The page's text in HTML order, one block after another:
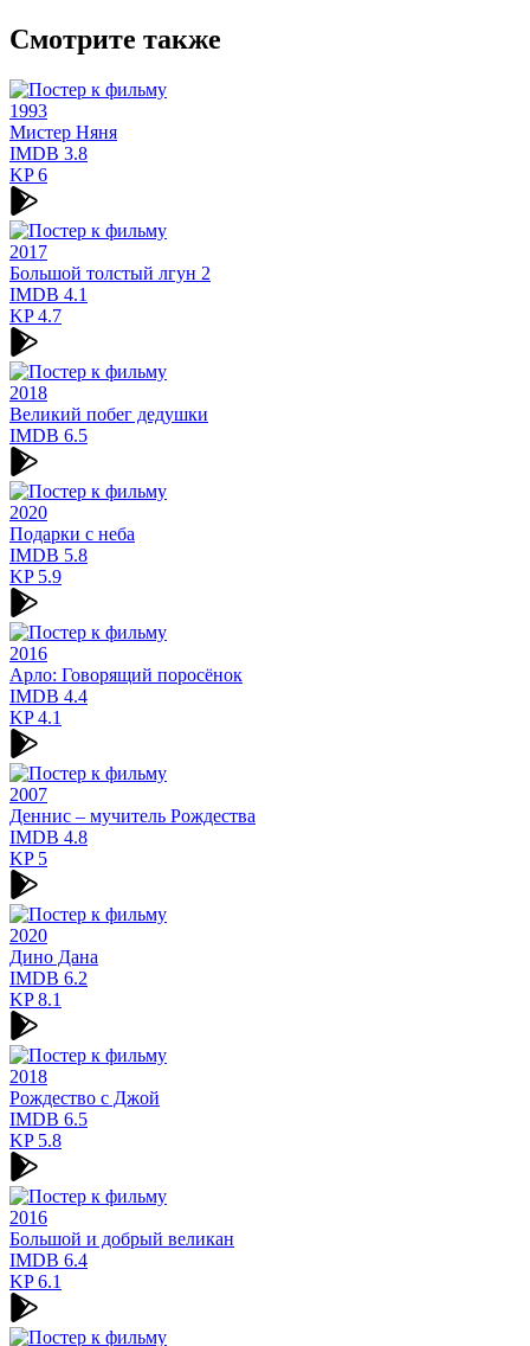
Смотрите также
1993
Мистер Няня
IMDB 3.8
KP6
2017
Большой толстый лгун 2
IMDB 4.1
KP4.7
2018
Великий побег дедушки
IMDB 6.5
2020
Подарки с неба
IMDB 5.8
KP5.9
2016
Арло: Говорящий поросёнок
IMDB 4.4
KP4.1
2007
Деннис – мучитель Рождества
IMDB 4.8
KP5
2020
Дино Дана
IMDB 6.2
KP8.1
2018
Рождество с Джой
IMDB 6.5
KP5.8
2016
Большой и добрый великан
IMDB 6.4
KP6.1